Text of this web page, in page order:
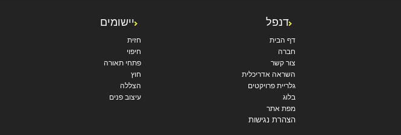
דנפל
דף הבית
חברה
צור קשר
השראה אדריכלית
גלריית פרויקטים
בלוג
מפת אתר
הצהרת נגישות
יישומים
חזית
חיפוי
פתחי תאורה
חוץ
הצללה
עיצוב פנים